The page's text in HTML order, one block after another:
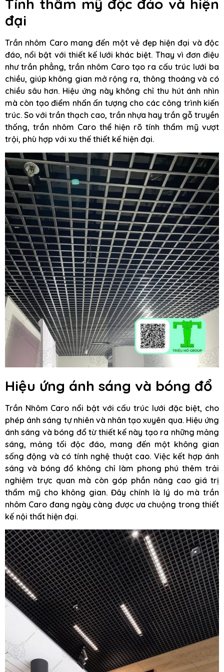
Tính thẩm mỹ độc đáo và hiện
đại
Trần nhôm Caro mang đến một vẻ đẹp hiện đại và độc
đáo, nổi bật với thiết kế lưới khác biệt. Thay vì đơn điệu
như trần phẳng, trần nhôm Caro tạo ra cấu trúc lưới ba
chiều, giúp không gian mở rộng ra, thông thoáng và có
chiều sâu hơn. Hiệu ứng này không chỉ thu hút ánh nhìn
mà còn tạo điểm nhấn ấn tượng cho các công trình kiến
trúc. So với trần thạch cao, trần nhựa hay trần gỗ truyền
thống, trần nhôm Caro thể hiện rõ tính thẩm mỹ vượt
trội, phù hợp với xu thế thiết kế hiện đại.
Hiệu ứng ánh sáng và bóng đổ
Trần Nhôm Caro nổi bật với cấu trúc lưới đặc biệt, cho
phép ánh sáng tự nhiên và nhân tạo xuyên qua. Hiệu ứng
ánh sáng và bóng đổ từ thiết kế này tạo ra những mảng
sáng, mảng tối độc đáo, mang đến một không gian
sống động và có tính nghệ thuật cao. Việc kết hợp ánh
sáng và bóng đổ không chỉ làm phong phú thêm trải
nghiệm trực quan mà còn góp phần nâng cao giá trị
thẩm mỹ cho không gian. Đây chính là lý do mà trần
nhôm Caro đang ngày càng được ưa chuộng trong thiết
kế nội thất hiện đại.